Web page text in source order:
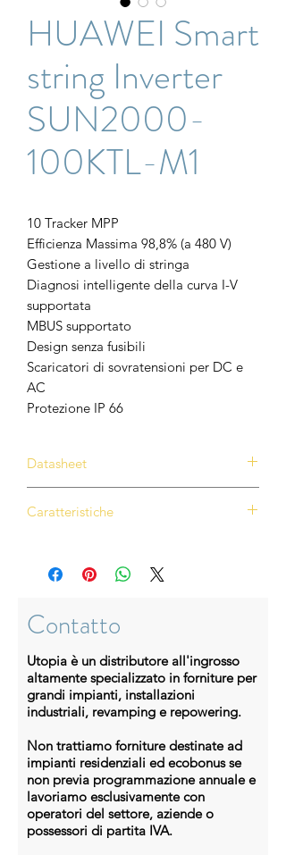
HUAWEI Smart
string Inverter
SUN2000-
100KTL-M1
10 Tracker MPP
Efficienza Massima 98,8% (a 480 V)
Gestione a livello di stringa
Diagnosi intelligente della curva I-V
supportata
MBUS supportato
Design senza fusibili
Scaricatori di sovratensioni per DC e
AC
Protezione IP 66
Datasheet
Caratteristiche
Max AC apparent power:
to different layouts
20 strings intelligent monitoring
and fast trouble-shooting
Max. efficiency 98.8%, EU
efficiency 98.6% @480Vac
efficiency 98.4% @400Vac
Contatto
Utopia è un distributore all'ingrosso
altamente specializzato in forniture per
grandi impianti, installazioni
industriali, revamping e repowering.
Non trattiamo forniture destinate ad
impianti residenziali ed ecobonus se
non previa programmazione annuale e
lavoriamo esclusivamente con
operatori del settore, aziende o
possessori di partita IVA.